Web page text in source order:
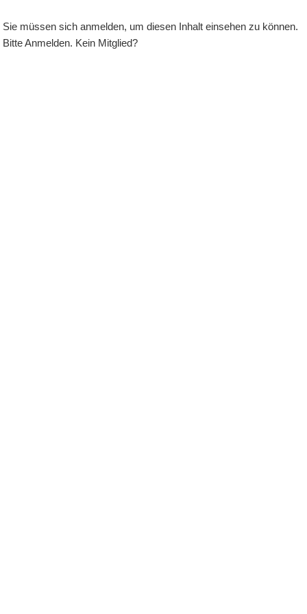
Sie müssen sich anmelden, um diesen Inhalt einsehen zu können.
BitteAnmelden. Kein Mitglied?